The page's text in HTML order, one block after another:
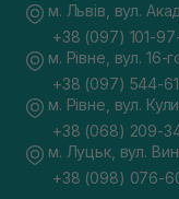
м. Львів, вул.
+38 (097) 101-
м. Рівне, вул. 16-
+38 (097) 544-
м. Рівне, вул.
+38 (068) 209-
м. Луцьк, вул.
+38 (098) 076-